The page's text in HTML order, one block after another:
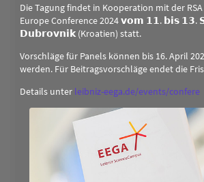
Die Tagung findet in Kooperation mit der
Europe Conference 2024 𝘃𝗼𝗺 𝟭𝟭. 𝗯𝗶𝘀
𝗗𝘂𝗯𝗿𝗼𝘃𝗻𝗶𝗸 (Kroatien) statt.
Vorschläge für Panels können bis 16. April
werden. Für Beitragsvorschläge endet die
Details unter leibniz-eega.de/events/confere